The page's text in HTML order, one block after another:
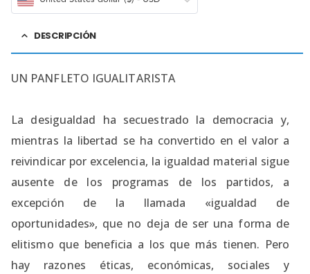
DESCRIPCIÓN
UN PANFLETO IGUALITARISTA
La desigualdad ha secuestrado la democracia y,
mientras la libertad se ha convertido en el valor a
reivindicar por excelencia, la igualdad material sigue
ausente de los programas de los partidos, a
excepción de la llamada «igualdad de
oportunidades», que no deja de ser una forma de
elitismo que beneficia a los que más tienen. Pero
hay razones éticas, económicas, sociales y